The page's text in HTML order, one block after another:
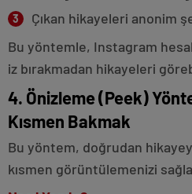
Çıkan hikayeleri anonim
Bu yöntemle, Instagram
iz bırakmadan hikayeleri
4. Önizleme (Peek)
Kısmen Bakmak
Bu yöntem, doğrudan
kısmen görüntülemenizi